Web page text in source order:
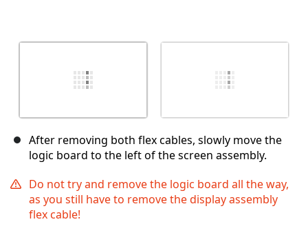
After removing both flex cables, slowly move the
logic board to the left of the screen assembly.
Do not try and remove the logic board all the way,
as you still have to remove the display assembly
flex cable!